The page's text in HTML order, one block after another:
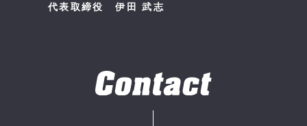
代表取締役 伊田 武志